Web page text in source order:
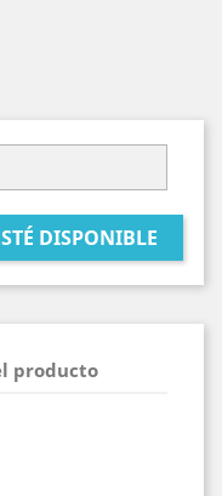
DISPONIBLE
producto